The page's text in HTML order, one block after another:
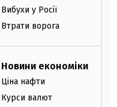
Вибухи у Росії
Втрати ворога
Новини економіки
Ціна нафти
Курси валют